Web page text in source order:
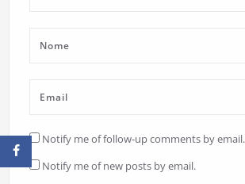
Notify me of follow-up comments by email.
Notify me of new posts by email.